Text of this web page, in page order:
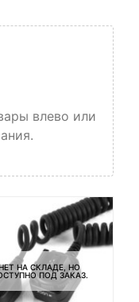
влево или
НА СКЛАДЕ, НО
ПОД ЗАКАЗ.